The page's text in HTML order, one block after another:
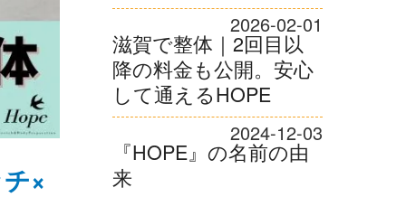
×
滋賀で整体｜2回目以
降の料金も公開。安心
して通えるHOPE
2026-02-01
『HOPE』の名前の由
来
2024-12-03